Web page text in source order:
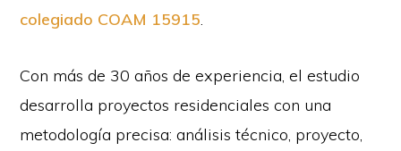
colegiado COAM 15915.
Con más de 30 años de experiencia, el estudio
desarrolla proyectos residenciales con una
metodología precisa: análisis técnico, proyecto,